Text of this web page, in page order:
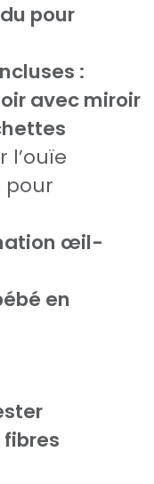
pour
:
avec miroir
l’ouïe
pour
œil-
en
fibres